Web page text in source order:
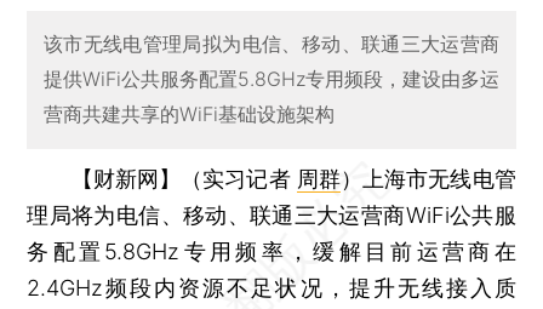
该市无线电管理局拟为电信、移动、联通三大运营商
提供WiFi公共服务配置5.8GHz专用频段，建设由多运
营商共建共享的WiFi基础设施架构
【财新网】（实习记者 周群）
上海市无线电管
理局将为电信、移动、联通三大运营商WiFi公共服
务配置5.8GHz专用频率，缓解目前运营商在
2.4GHz频段内资源不足状况，提升无线接入质